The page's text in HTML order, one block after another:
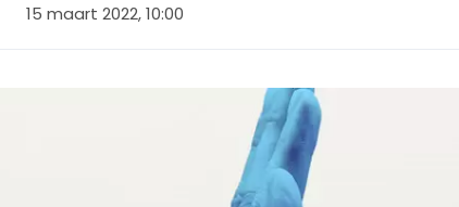
15 maart 2022, 10:00